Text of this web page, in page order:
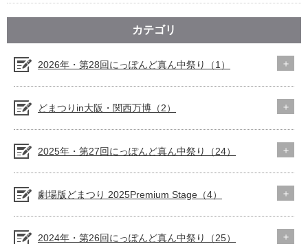
カテゴリ
2026年・第28回にっぽんど真ん中祭り（1）
どまつりin大阪・関西万博（2）
2025年・第27回にっぽんど真ん中祭り（24）
劇場版どまつり 2025Premium Stage（4）
2024年・第26回にっぽんど真ん中祭り（25）